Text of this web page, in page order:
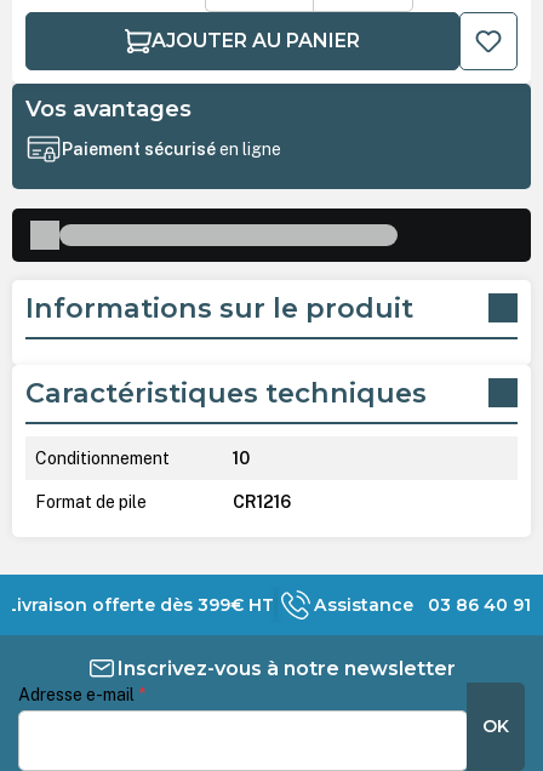
AJOUTER AU PANIER
Vos avantages
Paiement sécuriséen ligne
Informations sur le produit
Caractéristiques techniques
Conditionnement 10
Format de pile CR1216
Livraison offerte dès 399€ HT Assistance 03 86 40 91
Inscrivez-vous à notre newsletter
Adresse e-mail *
OK